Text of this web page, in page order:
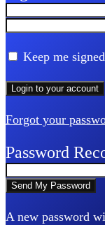
Keep me
Forgot your
Password
A new password